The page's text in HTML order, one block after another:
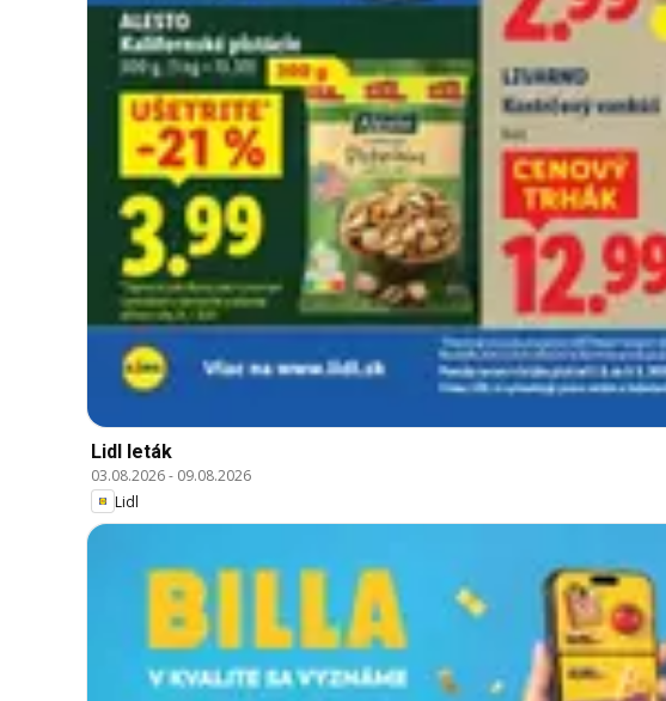
Lidl leták
03.08.2026- 09.08.2026
Lidl